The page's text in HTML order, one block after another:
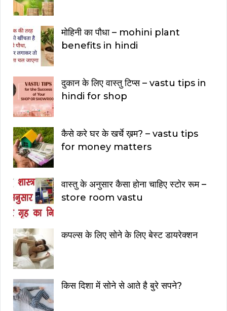
मोहिनी का पौधा – mohini plant
benefits in hindi
दुकान के लिए वास्तु टिप्स – vastu tips in
hindi for shop
कैसे करे घर के खर्चे ख़म? – vastu tips
for money matters
वास्तु के अनुसार कैसा होना चाहिए स्टोर रूम –
store room vastu
कपल्स के लिए सोने के लिए बेस्ट डायरेक्शन
किस दिशा में सोने से आते है बुरे सपने?